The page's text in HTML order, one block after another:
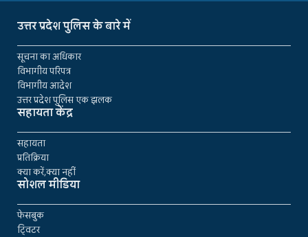
उत्तर प्रदेश पुलिस के बारे में
सूचना का अधिकार
विभागीय परिपत्र
विभागीय आदेश
उत्तर प्रदेश पुलिस एक झलक
सहायता केंद्र
सहायता
प्रतिक्रिया
क्या करें,क्या नहीं
सोशल मीडिया
फेसबुक
ट्विटर